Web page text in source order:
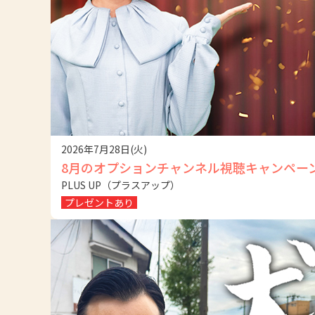
2026年7月28日(火)
8月のオプションチャンネル視聴キャンペー
PLUS UP（プラスアップ）
プレゼントあり